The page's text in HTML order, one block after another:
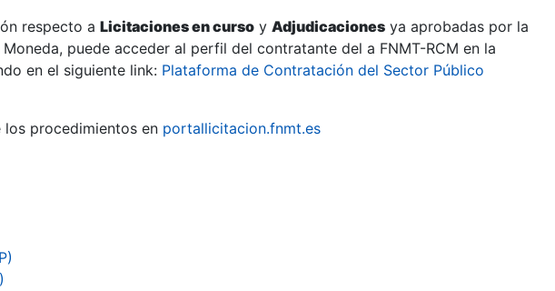
respecto a Licitaciones en curso y Adjudicaciones ya aprobadas por la
puede acceder al perfil del contratante del a FNMT-RCM en la
en el siguiente link: Plataforma de Contratación del Sector Público
procedimientos en portallicitacion.fnmt.es